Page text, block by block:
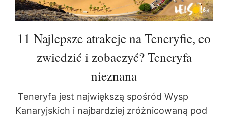
11 Najlepsze atrakcje na Teneryfie, co
zwiedzić i zobaczyć? Teneryfa
nieznana
Teneryfa jest największą spośród Wysp
Kanaryjskich i najbardziej zróżnicowaną pod